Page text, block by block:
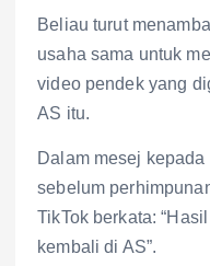
Beliau turut
usaha sama untuk
video pendek yang
AS itu.
Dalam mesej
sebelum
TikTok berkata:
kembali di AS”.